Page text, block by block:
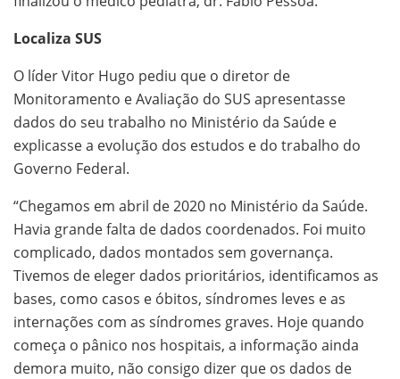
Localiza SUS
O líder Vitor Hugo pediu que o diretor de
Monitoramento e Avaliação do SUS apresentasse
dados do seu trabalho no Ministério da Saúde e
explicasse a evolução dos estudos e do trabalho do
Governo Federal.
“Chegamos em abril de 2020 no Ministério da Saúde.
Havia grande falta de dados coordenados. Foi muito
complicado, dados montados sem governança.
Tivemos de eleger dados prioritários, identificamos as
bases, como casos e óbitos, síndromes leves e as
internações com as síndromes graves. Hoje quando
começa o pânico nos hospitais, a informação ainda
demora muito, não consigo dizer que os dados de